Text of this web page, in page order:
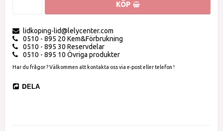
KÖP
lidkoping-lid@lelycenter.com
0510 - 895 20 Kem&Förbrukning
0510 - 895 30 Reservdelar
0510 - 895 10 Övriga produkter
Har du frågor ? Välkommen att kontakta oss via e-post eller telefon !
DELA